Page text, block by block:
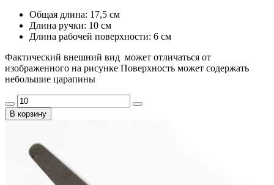
Общая длина: 17,5 см
Длина ручки: 10 см
Длина рабочей поверхности: 6 см
Фактический внешний вид может отличаться от
изображенного на рисунке Поверхность может содержать
небольшие царапины
В корзину